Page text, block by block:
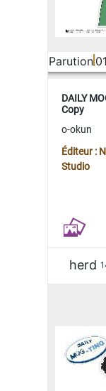
Parution
DAILY
Copy
o-okun
Éditeur :
Studio
herd